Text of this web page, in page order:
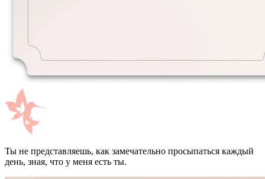
Ты не представляешь, как замечательно просыпаться каждый
день, зная, что у меня есть ты.